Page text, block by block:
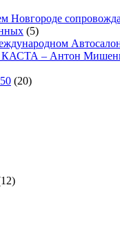
Новгороде
(5)
КАСТА – Антон
(20)